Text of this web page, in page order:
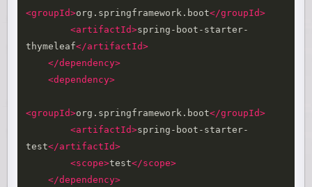
<groupId>org.springframework.boot</groupId>
<artifactId>spring-boot-starter-
thymeleaf</artifactId>
</dependency>
<dependency>
<groupId>org.springframework.boot</groupId>
<artifactId>spring-boot-starter-
test</artifactId>
<scope>test</scope>
</dependency>